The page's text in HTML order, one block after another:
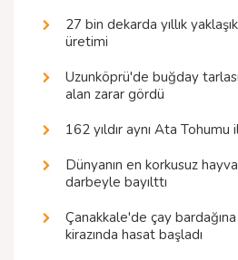
27 bin dekarda yıllık
üretimi
Uzunköprü'de buğday
alan zarar gördü
162 yıldır aynı Ata
Dünyanın en korkusuz
darbeyle bayılttı
Çanakkale'de çay
kirazında hasat başladı